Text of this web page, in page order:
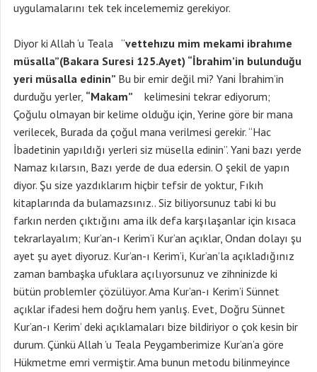
uygulamalarını tek tek incelememiz gerekiyor.
Diyor ki Allah ‘u Teala “vettehızu mim mekami ibrahıme
müsalla”(Bakara Suresi 125.Ayet) “İbrahim’in bulunduğu
yeri müsalla edinin” Bu bir emir değil mi? Yani İbrahim’in
durduğu yerler, “Makam” kelimesini tekrar ediyorum;
Çoğulu olmayan bir kelime olduğu için, Yerine göre bir mana
verilecek, Burada da çoğul mana verilmesi gerekir. “Hac
İbadetinin yapıldığı yerleri siz müsella edinin”. Yani bazı yerde
Namaz kılarsın, Bazı yerde de dua edersin. O şekil de yapın
diyor. Şu size yazdıklarım hiçbir tefsir de yoktur, Fıkıh
kitaplarında da bulamazsınız.. Siz biliyorsunuz tabi ki bu
farkın nerden çıktığını ama ilk defa karşılaşanlar için kısaca
tekrarlayalım; Kur’an-ı Kerim’i Kur’an açıklar, Ondan dolayı şu
ayet şu ayet diyoruz. Kur’an-ı Kerim’i, Kur’an’la açıkladığınız
zaman bambaşka ufuklara açılıyorsunuz ve zihninizde ki
bütün problemler çözülüyor. Ama Kur’an-ı Kerim’i Sünnet
açıklar ifadesi hem doğru hem yanlış. Evet, Doğru Sünnet
Kur’an-ı Kerim’ deki açıklamaları bize bildiriyor o çok kesin bir
durum. Çünkü Allah ’u Teala Peygamberimize Kur’an’a göre
Hükmetme emri vermiştir. Ama bunun metodu bilinmeyince